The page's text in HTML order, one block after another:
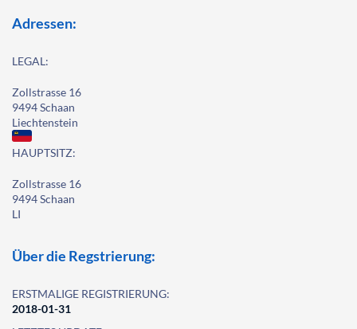
Adressen:
LEGAL:
Zollstrasse 16
9494 Schaan
Liechtenstein
HAUPTSITZ:
Zollstrasse 16
9494 Schaan
LI
Über die Regstrierung:
ERSTMALIGE REGISTRIERUNG:
2018-01-31